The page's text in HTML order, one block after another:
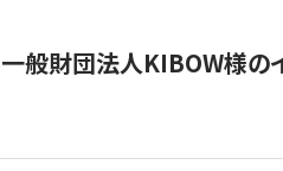
一般財団法人KIBOW様の